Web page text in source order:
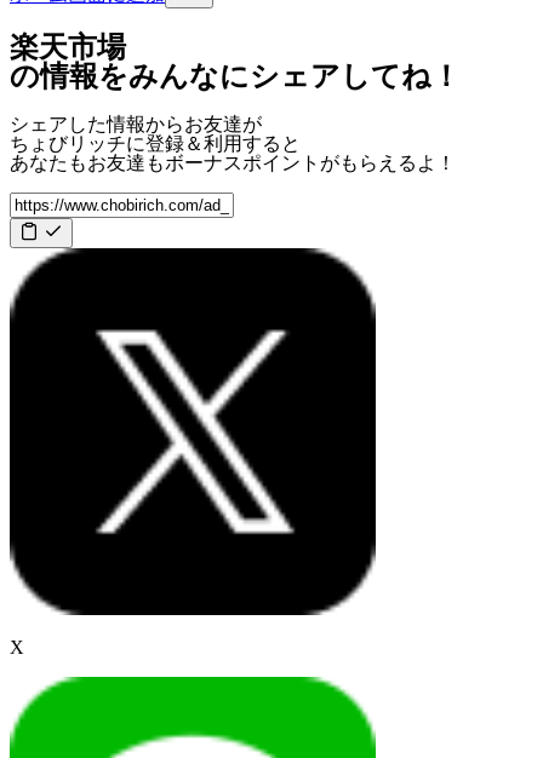
楽天市場
の情報をみんなにシェアしてね！
シェアした情報からお友達が
ちょびリッチに登録＆利用すると
あなたもお友達もボーナスポイント がもらえるよ！
X